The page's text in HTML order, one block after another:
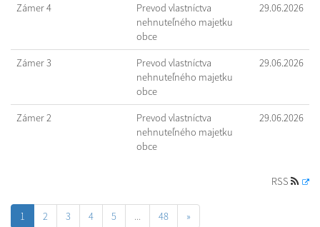
Zámer 4
Prevod vlastníctva
nehnuteľného majetku
obce
29.06.2026
Zámer 3
Prevod vlastníctva
nehnuteľného majetku
obce
29.06.2026
Zámer 2
Prevod vlastníctva
nehnuteľného majetku
obce
29.06.2026
RSS
1 2 3 4 5 ... 48 »